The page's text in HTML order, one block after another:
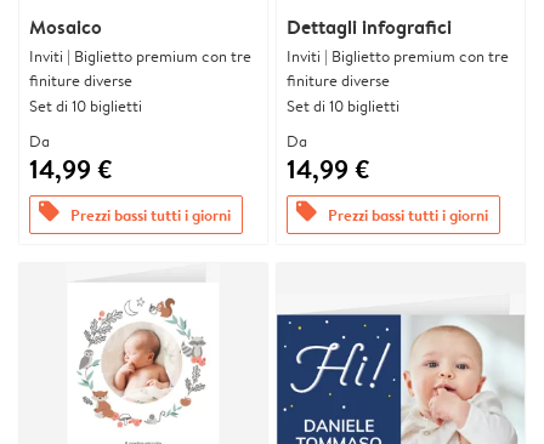
Mosaico
Inviti | Biglietto premium con tre
finiture diverse
Set di 10 biglietti
Da
14,99 €
offers Prezzi bassi tutti i giorni
Dettagli infografici
Inviti | Biglietto premium con tre
finiture diverse
Set di 10 biglietti
Da
14,99 €
offers Prezzi bassi tutti i giorni